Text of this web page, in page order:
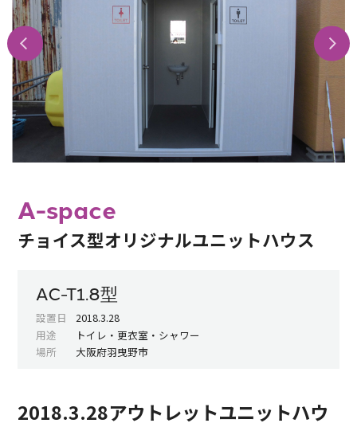
A-space
チョイス型オリジナルユニットハウス
AC-T1.8型
設置日
2018.3.28
用途
トイレ・更衣室・シャワー
場所
大阪府羽曳野市
2018.3.28アウトレットユニットハウ